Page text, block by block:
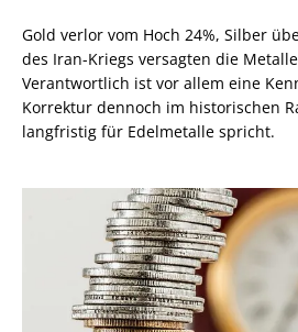
Gold verlor vom Hoch 24%, Silber
des Iran-Kriegs versagten die
Verantwortlich ist vor allem eine
Korrektur dennoch im historischen
langfristig für Edelmetalle spricht.